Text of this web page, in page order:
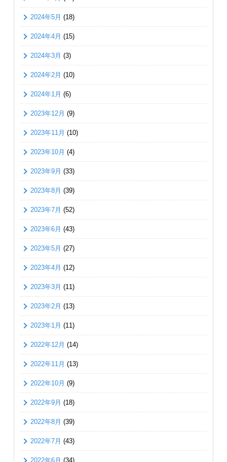
2024年5月 (18)
2024年4月 (15)
2024年3月 (3)
2024年2月 (10)
2024年1月 (6)
2023年12月 (9)
2023年11月 (10)
2023年10月 (4)
2023年9月 (33)
2023年8月 (39)
2023年7月 (52)
2023年6月 (43)
2023年5月 (27)
2023年4月 (12)
2023年3月 (11)
2023年2月 (13)
2023年1月 (11)
2022年12月 (14)
2022年11月 (13)
2022年10月 (9)
2022年9月 (18)
2022年8月 (39)
2022年7月 (43)
2022年6月 (34)